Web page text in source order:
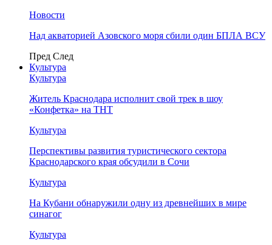
Новости
Над акваторией Азовского моря сбили один БПЛА ВСУ
Пред След
Культура
Культура
Житель Краснодара исполнит свой трек в шоу
«Конфетка» на ТНТ
Культура
Перспективы развития туристического сектора
Краснодарского края обсудили в Сочи
Культура
На Кубани обнаружили одну из древнейших в мире
синагог
Культура